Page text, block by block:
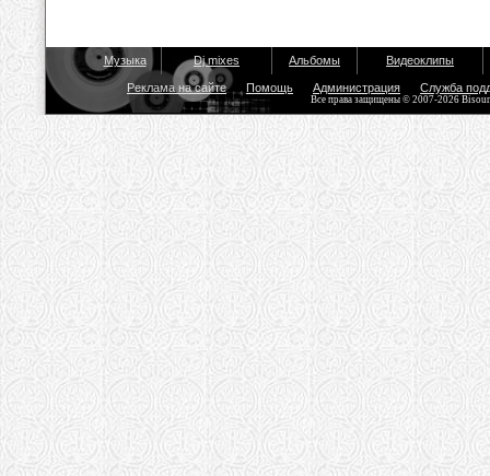
Музыка Dj mixes Альбомы Видеоклипы
Реклама на сайте Помощь Администрация Служба
Все права защищены © 2007-2026